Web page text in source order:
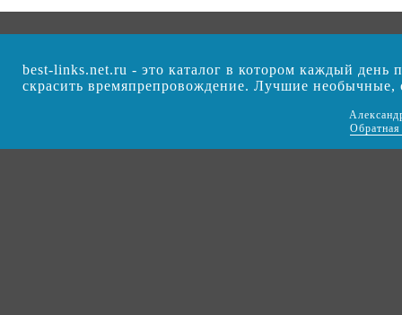
best-links.net.ru - это каталог в котором каждый день
скрасить времяпрепровождение. Лучшие
Обратная